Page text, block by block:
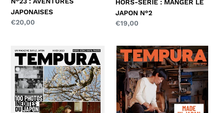
JAPONAISES
Prix
€20,00
HORS-SÉRIE : MANGER LE
JAPON N°2
Prix
€19,00
HORS-
SÉRIE
100
PHOTOS
DU
HORS-
SÉRIE
:
MADE
IN
JAPAN